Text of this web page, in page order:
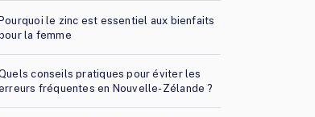
Pourquoi le zinc est essentiel aux bienfaits
la femme
conseils pratiques pour éviter les
fréquentes en Nouvelle-Zélande ?